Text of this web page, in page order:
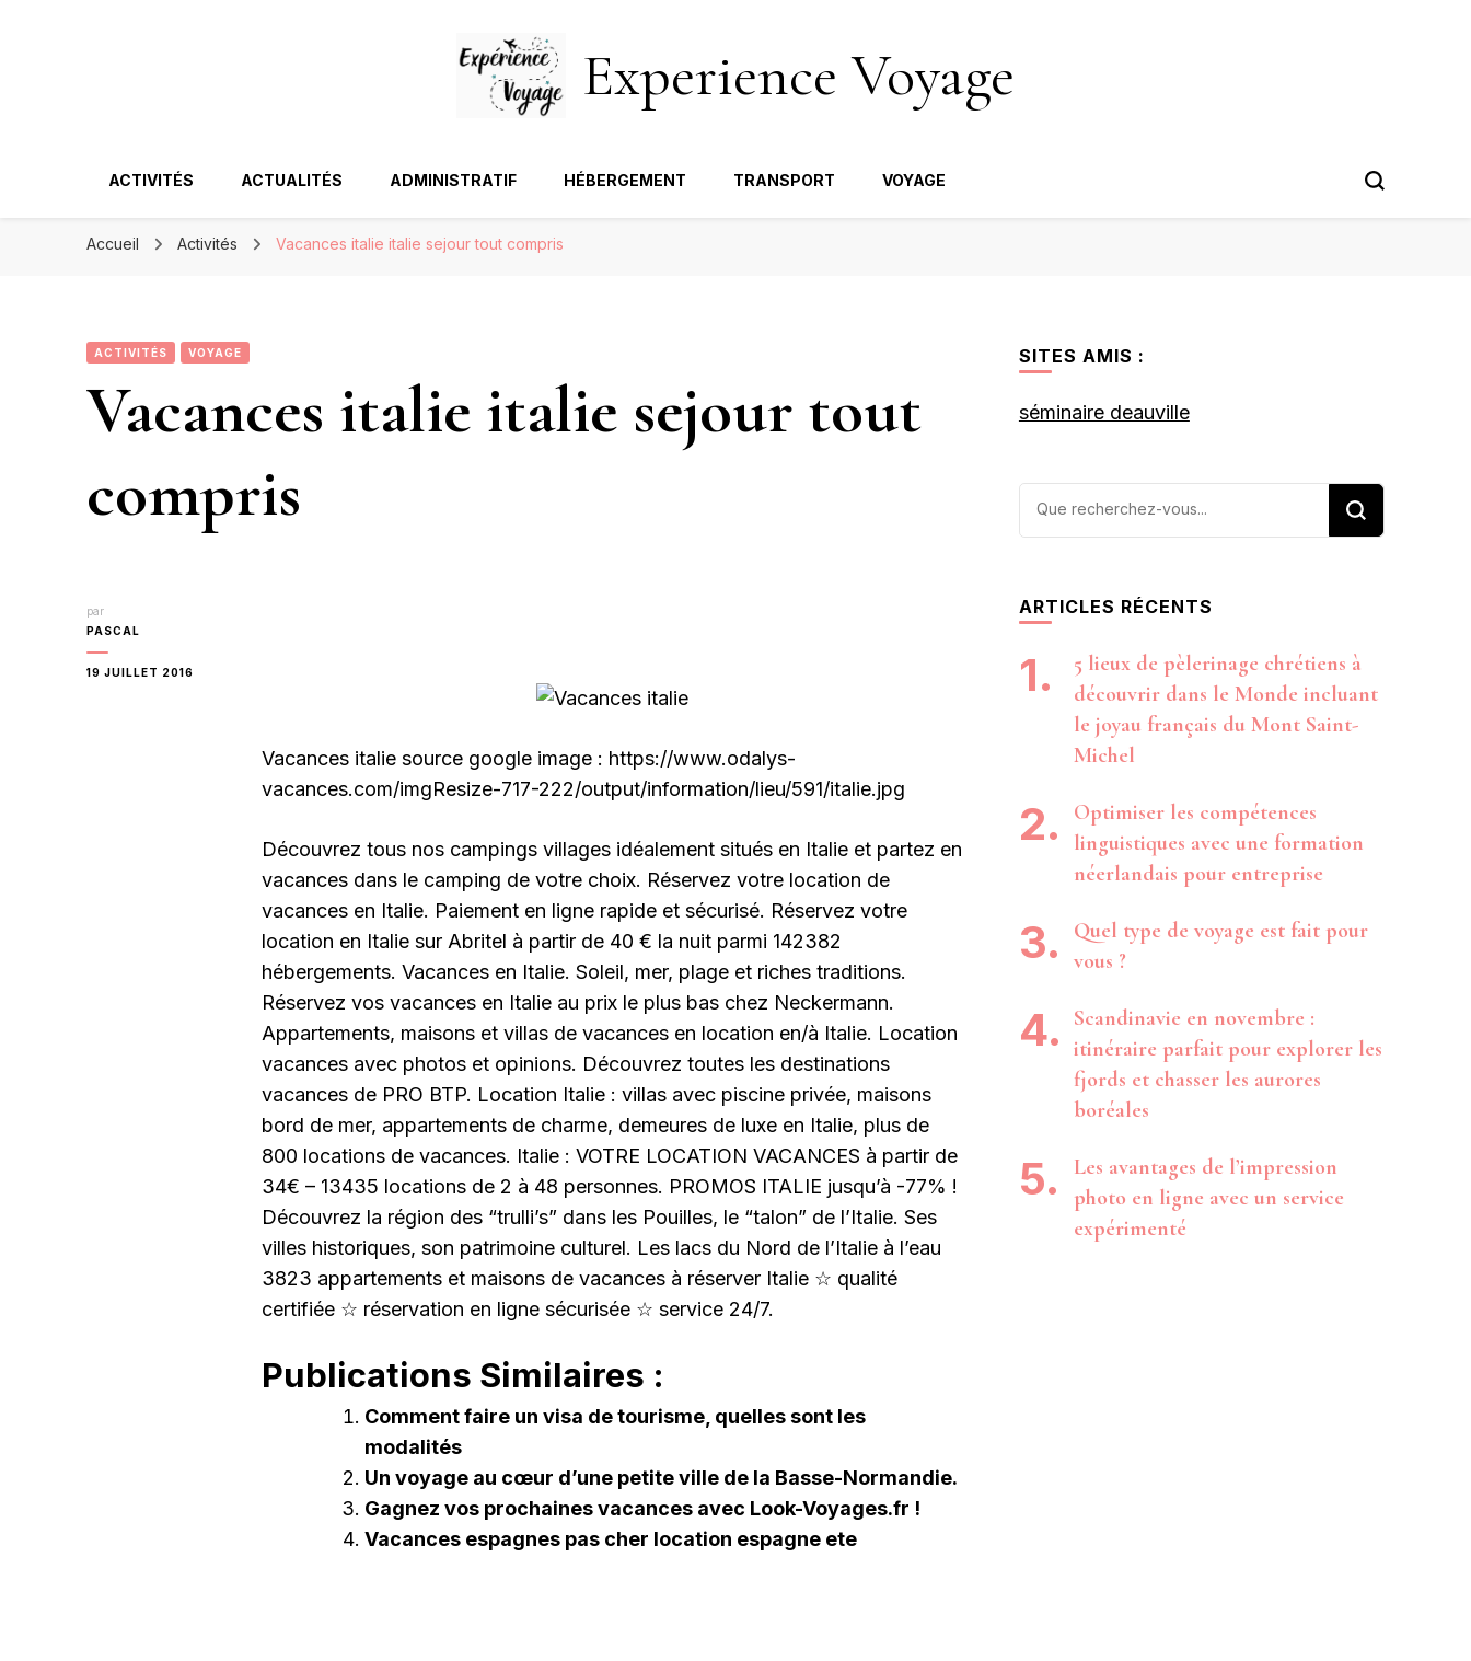
Experience Voyage
ACTIVITÉS ACTUALITÉS ADMINISTRATIF HÉBERGEMENT TRANSPORT VOYAGE
Accueil Activités Vacances italie italie sejour tout compris
ACTIVITÉS VOYAGE
Vacances italie italie sejour tout
compris
par
PASCAL
19 JUILLET 2016
Vacances italie source google image : https://www.odalys-
vacances.com/imgResize-717-222/output/information/lieu/591/italie.jpg
Découvrez tous nos campings villages idéalement situés en Italie et partez en
vacances dans le camping de votre choix. Réservez votre location de
vacances en Italie. Paiement en ligne rapide et sécurisé. Réservez votre
location en Italie sur Abritel à partir de 40 € la nuit parmi 142382
hébergements. Vacances en Italie. Soleil, mer, plage et riches traditions.
Réservez vos vacances en Italie au prix le plus bas chez Neckermann.
Appartements, maisons et villas de vacances en location en/à Italie. Location
vacances avec photos et opinions. Découvrez toutes les destinations
vacances de PRO BTP. Location Italie : villas avec piscine privée, maisons
bord de mer, appartements de charme, demeures de luxe en Italie, plus de
800 locations de vacances. Italie : VOTRE LOCATION VACANCES à partir de
34€ – 13435 locations de 2 à 48 personnes. PROMOS ITALIE jusqu’à -77% !
Découvrez la région des “trulli’s” dans les Pouilles, le “talon” de l’Italie. Ses
villes historiques, son patrimoine culturel. Les lacs du Nord de l’Italie à l’eau
3823 appartements et maisons de vacances à réserver Italie ☆ qualité
certifiée ☆ réservation en ligne sécurisée ☆ service 24/7.
Publications Similaires :
Comment faire un visa de tourisme, quelles sont les
modalités
Un voyage au cœur d’une petite ville de la Basse-Normandie.
Gagnez vos prochaines vacances avec Look-Voyages.fr !
Vacances espagnes pas cher location espagne ete
SITES AMIS :
séminaire deauville
Vous
ARTICLES RÉCENTS
5 lieux de pèlerinage chrétiens à
découvrir dans le Monde incluant
le joyau français du Mont Saint-
Michel
Optimiser les compétences
linguistiques avec une formation
néerlandais pour entreprise
Quel type de voyage est fait pour
vous ?
Scandinavie en novembre :
itinéraire parfait pour explorer les
fjords et chasser les aurores
boréales
Les avantages de l’impression
photo en ligne avec un service
expérimenté